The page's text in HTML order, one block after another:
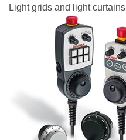
Light grids and light curtains